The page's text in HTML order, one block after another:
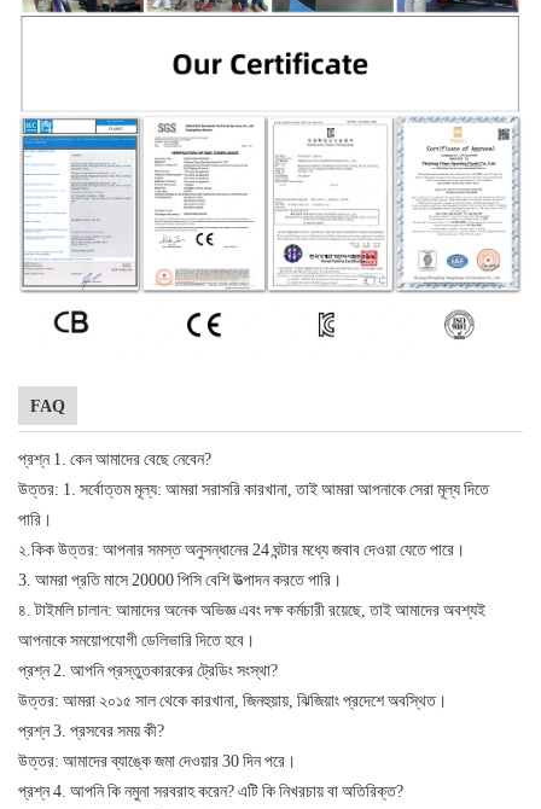
FAQ
প্রশ্ন 1. কেন আমাদের বেছে নেবেন?
উত্তর: 1. সর্বোত্তম মূল্য: আমরা সরাসরি কারখানা, তাই আমরা আপনাকে সেরা মূল্য দিতে
পারি।
২.কিক উত্তর: আপনার সমস্ত অনুসন্ধানের 24 ঘন্টার মধ্যে জবাব দেওয়া যেতে পারে।
3. আমরা প্রতি মাসে 20000 পিসি বেশি উত্পাদন করতে পারি।
৪. টাইমলি চালান: আমাদের অনেক অভিজ্ঞ এবং দক্ষ কর্মচারী রয়েছে, তাই আমাদের অবশ্যই
আপনাকে সময়োপযোগী ডেলিভারি দিতে হবে।
প্রশ্ন 2. আপনি প্রস্তুতকারকের ট্রেডিং সংস্থা?
উত্তর: আমরা ২০১৫ সাল থেকে কারখানা, জিনহুয়ায়, ঝিজিয়াং প্রদেশে অবস্থিত।
প্রশ্ন 3. প্রসবের সময় কী?
উত্তর: আমাদের ব্যাঙ্কে জমা দেওয়ার 30 দিন পরে।
প্রশ্ন 4. আপনি কি নমুনা সরবরাহ করেন? এটি কি নিখরচায় বা অতিরিক্ত?